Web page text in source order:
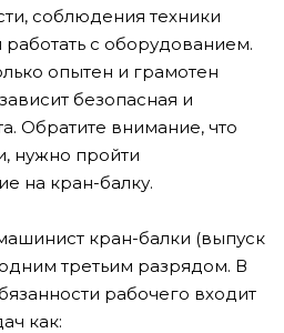
соблюдения техники
с оборудованием.
опытен и грамотен
безопасная и
Обратите внимание, что
нужно пройти
на кран-балку.
кран-балки (выпуск
третьим разрядом. В
рабочего входит
как: